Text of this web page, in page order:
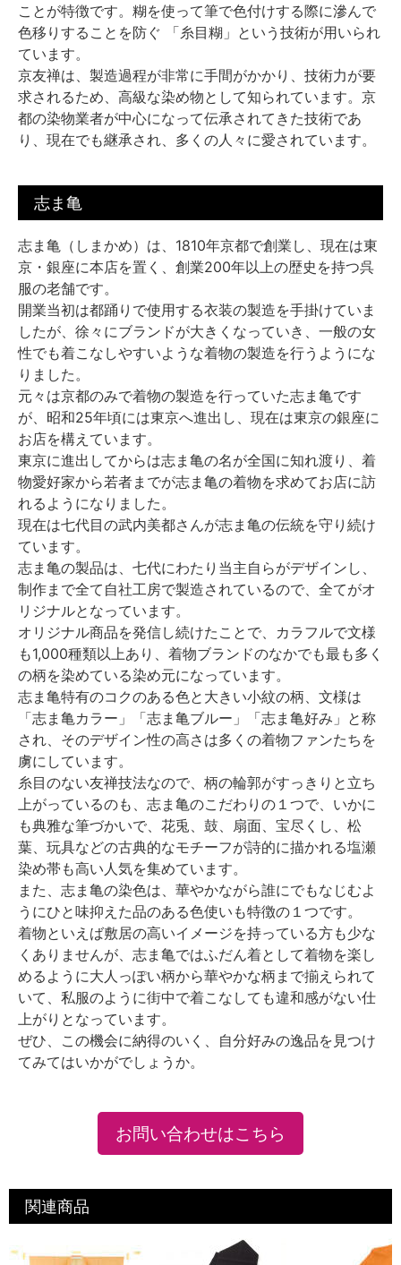
ことが特徴です。糊を使って筆で色付けする際に滲んで
色移りすることを防ぐ 「糸目糊」という技術が用いられ
ています。
京友禅は、製造過程が非常に手間がかかり、技術力が要
求されるため、高級な染め物として知られています。京
都の染物業者が中心になって伝承されてきた技術であ
り、現在でも継承され、多くの人々に愛されています。
志ま亀
志ま亀（しまかめ）は、1810年京都で創業し、現在は東
京・銀座に本店を置く、創業200年以上の歴史を持つ呉
服の老舗です。
開業当初は都踊りで使用する衣装の製造を手掛けていま
したが、徐々にブランドが大きくなっていき、一般の女
性でも着こなしやすいような着物の製造を行うようにな
りました。
元々は京都のみで着物の製造を行っていた志ま亀です
が、昭和25年頃には東京へ進出し、現在は東京の銀座に
お店を構えています。
東京に進出してからは志ま亀の名が全国に知れ渡り、着
物愛好家から若者までが志ま亀の着物を求めてお店に訪
れるようになりました。
現在は七代目の武内美都さんが志ま亀の伝統を守り続け
ています。
志ま亀の製品は、七代にわたり当主自らがデザインし、
制作まで全て自社工房で製造されているので、全てがオ
リジナルとなっています。
オリジナル商品を発信し続けたことで、カラフルで文様
も1,000種類以上あり、着物ブランドのなかでも最も多く
の柄を染めている染め元になっています。
志ま亀特有のコクのある色と大きい小紋の柄、文様は
「志ま亀カラー」「志ま亀ブルー」「志ま亀好み」と称
され、そのデザイン性の高さは多くの着物ファンたちを
虜にしています。
糸目のない友禅技法なので、柄の輪郭がすっきりと立ち
上がっているのも、志ま亀のこだわりの１つで、いかに
も典雅な筆づかいで、花兎、鼓、扇面、宝尽くし、松
葉、玩具などの古典的なモチーフが詩的に描かれる塩瀬
染め帯も高い人気を集めています。
また、志ま亀の染色は、華やかながら誰にでもなじむよ
うにひと味抑えた品のある色使いも特徴の１つです。
着物といえば敷居の高いイメージを持っている方も少な
くありませんが、志ま亀ではふだん着として着物を楽し
めるように大人っぽい柄から華やかな柄まで揃えられて
いて、私服のように街中で着こなしても違和感がない仕
上がりとなっています。
ぜひ、この機会に納得のいく、自分好みの逸品を見つけ
てみてはいかがでしょうか。
お問い合わせはこちら
関連商品